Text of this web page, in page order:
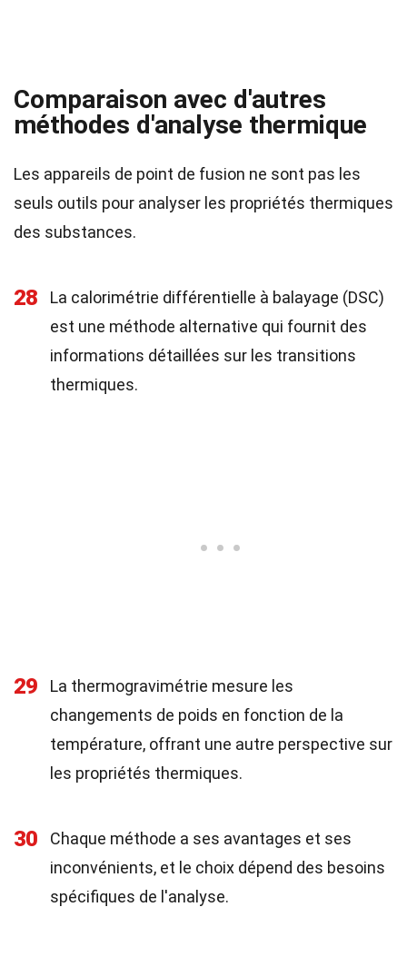
Comparaison avec d'autres
méthodes d'analyse thermique
Les appareils de point de fusion ne sont pas les
seuls outils pour analyser les propriétés thermiques
des substances.
28
La calorimétrie différentielle à balayage (DSC)
est une méthode alternative qui fournit des
informations détaillées sur les transitions
thermiques.
29
La thermogravimétrie mesure les
changements de poids en fonction de la
température, offrant une autre perspective sur
les propriétés thermiques.
30
Chaque méthode a ses avantages et ses
inconvénients, et le choix dépend des besoins
spécifiques de l'analyse.